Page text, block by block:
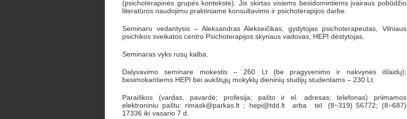
(psichoterapinės grupės kontekste). Jis skirtas visiems besidomintiems įvairaus pobūdžio
literatūros naudojimu praktiniame konsultavimo ir psichoterapijos darbe.
Seminaro vedantysis – Aleksandras Alekseičikas, gydytojas psichoterapeutas, Vilniaus
psichikos sveikatos centro Psichoterapijos skyriaus vadovas, HEPI dėstytojas.
Seminaras vyks rusų kalba.
Dalyvavimo seminare mokestis – 260 Lt (be pragyvenimo ir nakvynės išlaidų);
besimokantiems HEPI bei aukštųjų mokyklų dieninių studijų studentams – 230 Lt.
Paraiškos (vardas, pavardė; profesija; pašto ir el. adresas; telefonas) priimamos
elektroniniu paštu: rimask@parkas.lt ; hepi@tdd.lt arba tel. (8~319) 56772; (8~687)
17336 iki vasario 7 d.